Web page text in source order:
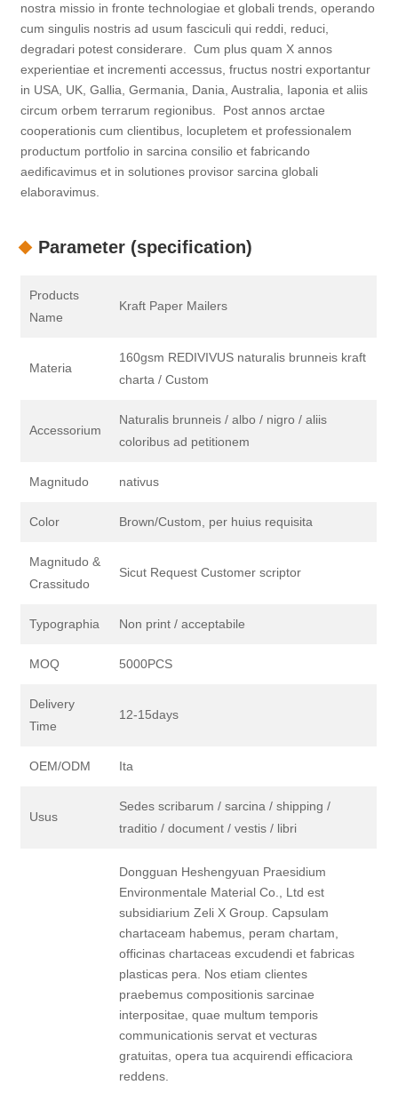
nostra missio in fronte technologiae et globali trends, operando
cum singulis nostris ad usum fasciculi qui reddi, reduci,
degradari potest considerare. Cum plus quam X annos
experientiae et incrementi accessus, fructus nostri exportantur
in USA, UK, Gallia, Germania, Dania, Australia, Iaponia et aliis
circum orbem terrarum regionibus. Post annos arctae
cooperationis cum clientibus, locupletem et professionalem
productum portfolio in sarcina consilio et fabricando
aedificavimus et in solutiones provisor sarcina globali
elaboravimus.
Parameter (specification)
Products
Name
Kraft Paper Mailers
Materia
160gsm REDIVIVUS naturalis brunneis kraft
charta / Custom
Accessorium
Naturalis brunneis / albo / nigro / aliis
coloribus ad petitionem
Magnitudo nativus
Color Brown/Custom, per huius requisita
Magnitudo &
Crassitudo
Sicut Request Customer scriptor
Typographia Non print / acceptabile
MOQ 5000PCS
Delivery
Time
12-15days
OEM/ODM Ita
Usus
Sedes scribarum / sarcina / shipping /
traditio / document / vestis / libri
Dongguan Heshengyuan Praesidium
Environmentale Material Co., Ltd est
subsidiarium Zeli X Group. Capsulam
chartaceam habemus, peram chartam,
officinas chartaceas excudendi et fabricas
plasticas pera. Nos etiam clientes
praebemus compositionis sarcinae
interpositae, quae multum temporis
communicationis servat et vecturas
gratuitas, opera tua acquirendi efficaciora
reddens.